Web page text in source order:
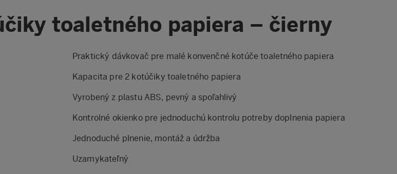
toaletného papiera – čierny
Praktický dávkovač pre malé konvenčné kotúče toaletného papiera
Kapacita pre 2 kotúčiky toaletného papiera
Vyrobený z plastu ABS, pevný a spoľahlivý
Kontrolné okienko pre jednoduchú kontrolu potreby doplnenia papiera
Jednoduché plnenie, montáž a údržba
Uzamykateľný